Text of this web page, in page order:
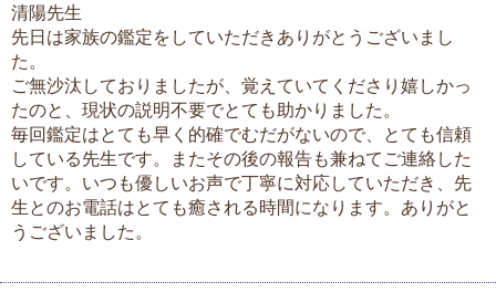
清陽先生
先日は家族の鑑定をしていただきありがとうございまし
た。
ご無沙汰しておりましたが、覚えていてくださり嬉しかっ
たのと、現状の説明不要でとても助かりました。
毎回鑑定はとても早く的確でむだがないので、とても信頼
している先生です。またその後の報告も兼ねてご連絡した
いです。いつも優しいお声で丁寧に対応していただき、先
生とのお電話はとても癒される時間になります。ありがと
うございました。